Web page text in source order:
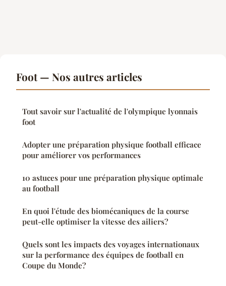
Foot — Nos autres articles
Tout savoir sur l'actualité de l'olympique lyonnais
foot
Adopter une préparation physique football efficace
pour améliorer vos performances
10 astuces pour une préparation physique optimale
au football
En quoi l'étude des biomécaniques de la course
peut-elle optimiser la vitesse des ailiers?
Quels sont les impacts des voyages internationaux
sur la performance des équipes de football en
Coupe du Monde?